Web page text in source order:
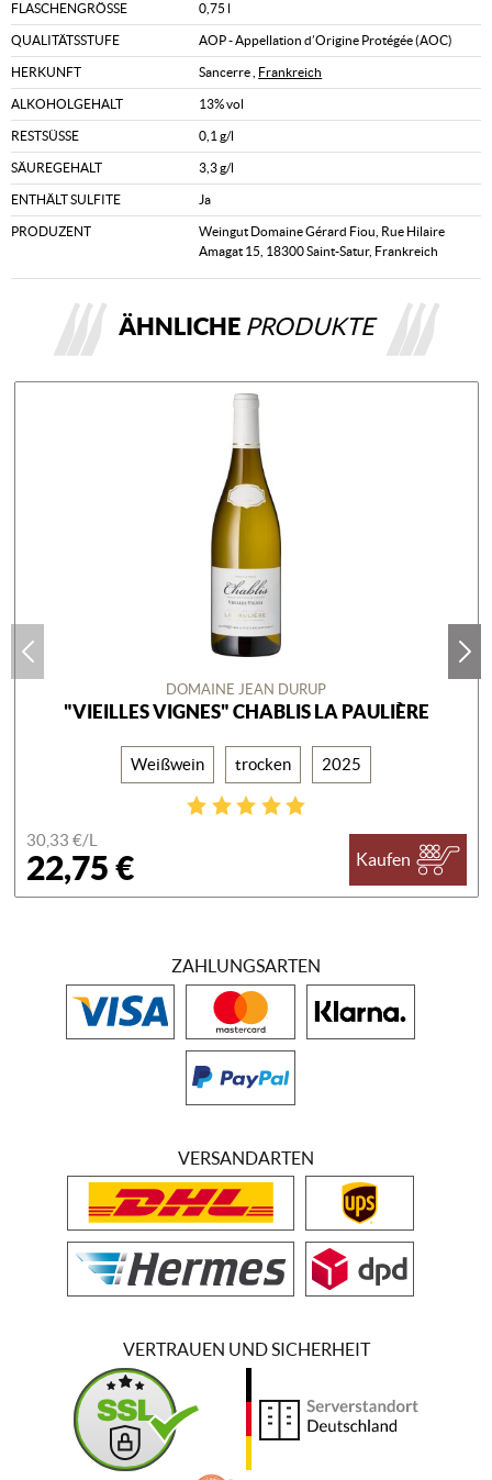
FLASCHENGRÖSSE 0,75 l
QUALITÄTSSTUFE AOP - Appellation d’Origine Protégée (AOC)
HERKUNFT Sancerre , Frankreich
ALKOHOLGEHALT 13% vol
RESTSÜSSE 0,1 g/l
SÄUREGEHALT 3,3 g/l
ENTHÄLT SULFITE Ja
PRODUZENT
Weingut Domaine Gérard Fiou, Rue Hilaire
Amagat 15, 18300 Saint-Satur, Frankreich
ÄHNLICHE PRODUKTE
DOMAINE JEAN DURUP
"VIEILLES VIGNES" CHABLIS LA PAULIÈRE
Weißwein trocken 2025
30,33 €/L
22,75 € Kaufen
ZAHLUNGSARTEN
VERSANDARTEN
VERTRAUEN UND SICHERHEIT